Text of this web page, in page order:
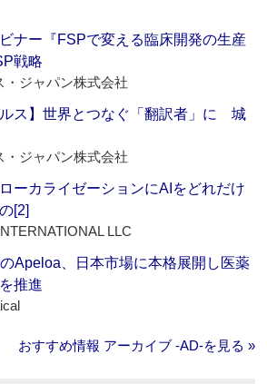
ナー『FSPで変える臨床開発の生産
戦略
ジャパン株式会社
ルス】世界とつなぐ「翻訳者」に 城
ジャパン株式会社
ーカライゼーションにAIをどれだけ
[2]
LLC
Apeloa、日本市場に本格展開し医薬
推進
おすすめ情報 アーカイブ ‐AD‐を見る »